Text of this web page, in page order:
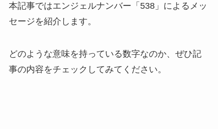
本記事ではエンジェルナンバー「538」によるメッ
セージを紹介します。
どのような意味を持っている数字なのか、ぜひ記
事の内容をチェックしてみてください。